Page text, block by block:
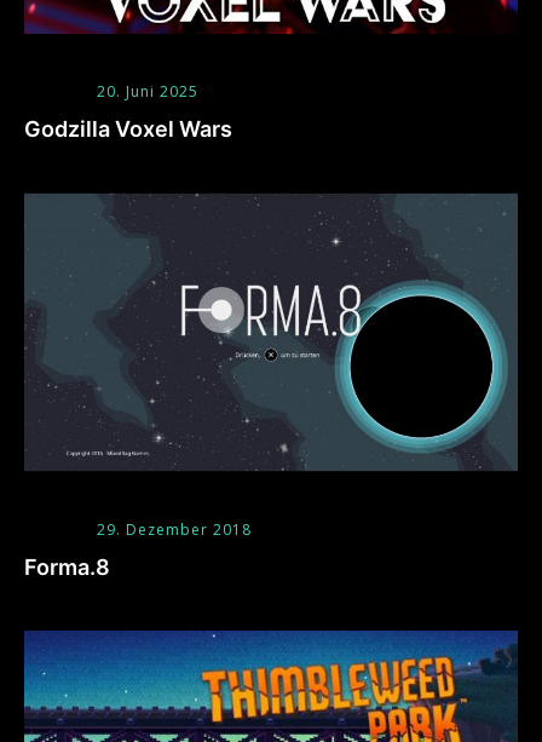
20. Juni 2025
Godzilla Voxel Wars
29. Dezember 2018
Forma.8